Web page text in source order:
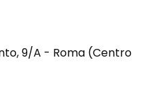
9/A - Roma (Centro